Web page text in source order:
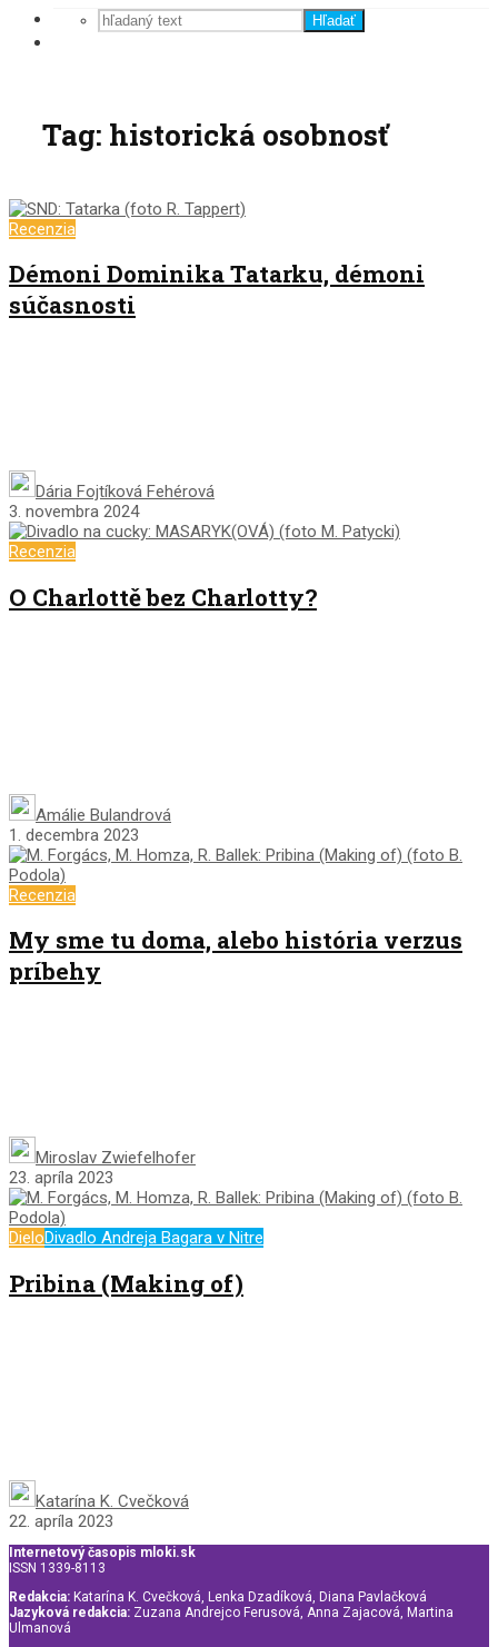
Hľadať
Tag: historická osobnosť
Recenzia
Démoni Dominika Tatarku, démoni
súčasnosti
Dária Fojtíková Fehérová
3. novembra 2024
Recenzia
O Charlottě bez Charlotty?
Amálie Bulandrová
1. decembra 2023
Recenzia
My sme tu doma, alebo história verzus
príbehy
Miroslav Zwiefelhofer
23. apríla 2023
DieloDivadlo Andreja Bagara v Nitre
Pribina (Making of)
Katarína K. Cvečková
22. apríla 2023
Internetový časopis mloki.sk
ISSN 1339-8113
Redakcia: Katarína K. Cvečková, Lenka Dzadíková, Diana Pavlačková
Jazyková redakcia: Zuzana Andrejco Ferusová, Anna Zajacová, Martina
Ulmanová